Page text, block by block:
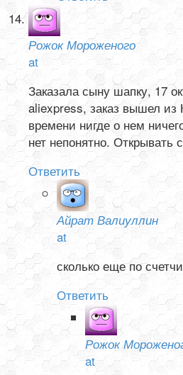
Рожок Мороженого
at
Заказала сыну шапку, 17
aliexpress, заказ вышел из
времени нигде о нем
нет непонятно. Открывать
Ответить
Айрат Валиуллин
at
сколько еще по
Ответить
Рожок
at